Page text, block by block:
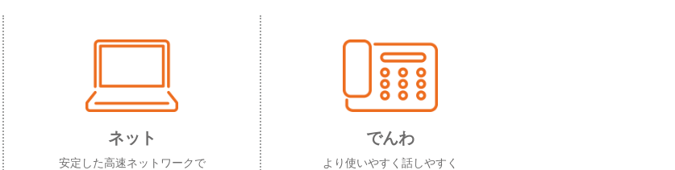
ネット
安定した高速ネットワークで
でんわ
より使いやすく話しやすく